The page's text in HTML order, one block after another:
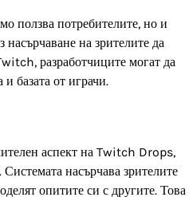
ползва потребителите, но и
насърчаване на зрителите да
разработчиците могат да
базата от играчи.
аспект на Twitch Drops,
насърчава зрителите
опитите си с другите. Това